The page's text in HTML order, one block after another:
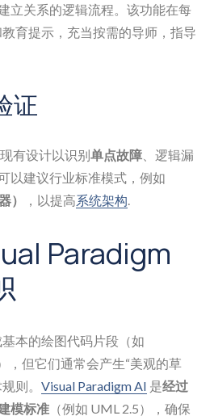
立关系的逻辑流程。该功能在每
育提示，充当按需的导师，指导
证
有设计以识别单点故障 、逻辑漏
以建议行业标准模式，例如
）
，以提高系统架构.
Paradigm
本的绘图代码片段（如
，但它们通常会产生“美观的草
则。 Visual Paradigm AI 是经过
模标准 （例如 UML 2.5），确保